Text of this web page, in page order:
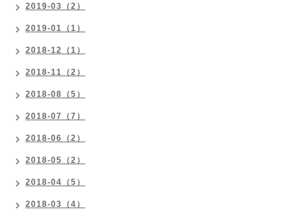
2019-03（2）
2019-01（1）
2018-12（1）
2018-11（2）
2018-08（5）
2018-07（7）
2018-06（2）
2018-05（2）
2018-04（5）
2018-03（4）